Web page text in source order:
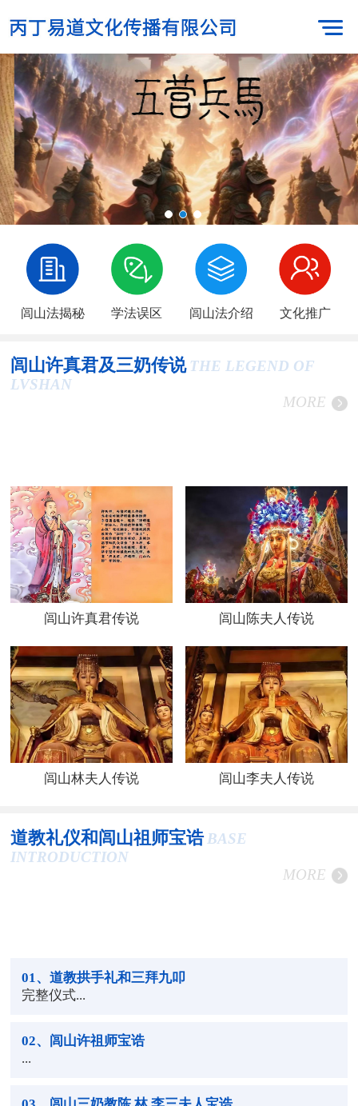
闾山法揭秘 学法误区 闾山法介绍 文化推广
闾山许真君及三奶传说 THE LEGEND OF
LVSHAN
MORE
闾山许真君传说 闾山陈夫人传说
闾山林夫人传说 闾山李夫人传说
道教礼仪和闾山祖师宝诰 BASE
INTRODUCTION
MORE
01 、道教拱手礼和三拜九叩
完整仪式...
02、闾山许祖师宝诰
...